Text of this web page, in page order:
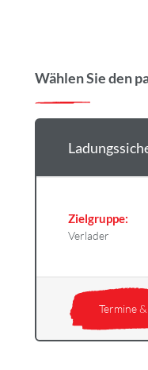
Wählen Sie den
Zielgruppe:
Verlader
Termine